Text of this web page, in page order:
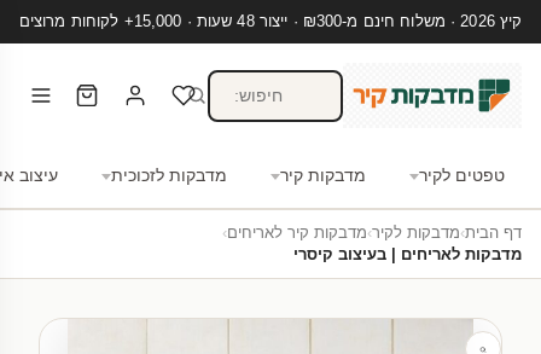
קיץ 2026 · משלוח חינם מ-₪300 · ייצור 48 שעות · 15,000+ לקוחות מרוצים
טפטים לקיר מדבקות קיר מדבקות לזכוכית עיצוב
דף הבית›מדבקות לקיר›מדבקות קיר לאריחים›
מדבקות לאריחים | בעיצוב קיסרי